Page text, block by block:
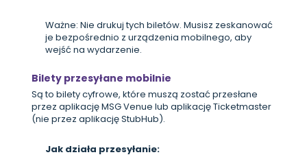
Ważne: Nie drukuj tych biletów. Musisz zeskanować
je bezpośrednio z urządzenia mobilnego, aby
wejść na wydarzenie.
Bilety przesyłane mobilnie
Są to bilety cyfrowe, które muszą zostać przesłane
przez aplikację MSG Venue lub aplikację Ticketmaster
(nie przez aplikację StubHub).
Jak działa przesyłanie: